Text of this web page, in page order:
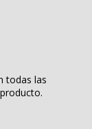
todas las